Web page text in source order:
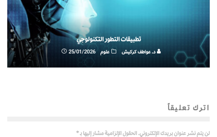
تطبيقات التطور التكنولوجي
د. عواطف كركيش علوم 25/01/2026
اترك تعليقاً
لن يتم نشر عنوان بريدك الإلكتروني. الحقول الإلزامية مشار إليها بـ*